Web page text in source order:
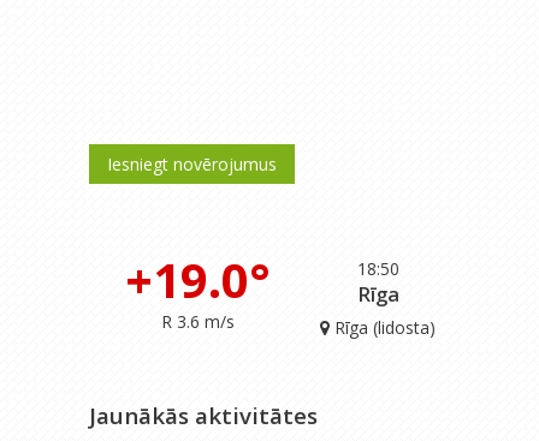
Iesniegt novērojumus
18:50
+19.0°
R 3.6 m/s
Rīga
Rīga (lidosta)
Jaunākās aktivitātes